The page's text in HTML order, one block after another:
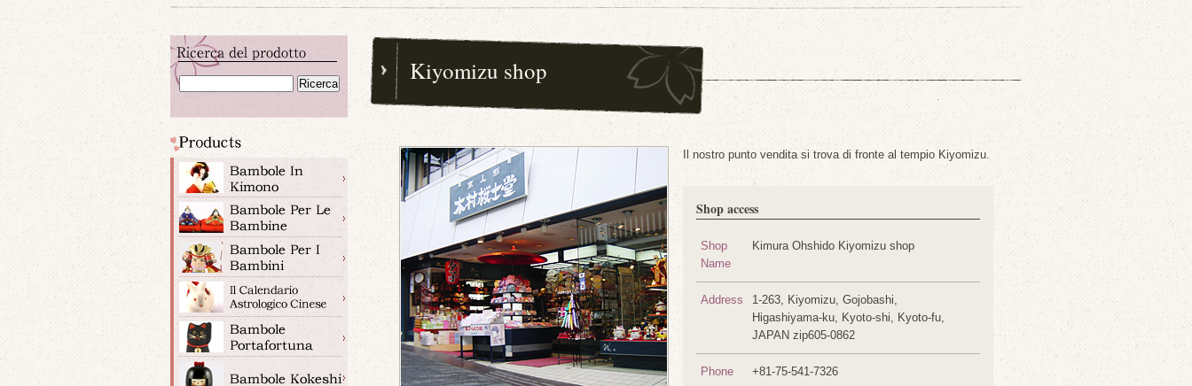
Kiyomizu shop
Il nostro punto vendita si trova di fronte al tempio Kiyomizu.
Shop access
Shop
Name
Kimura Ohshido Kiyomizu shop
Address
1-263, Kiyomizu, Gojobashi,
Higashiyama-ku, Kyoto-shi, Kyoto-fu,
JAPAN zip605-0862
Phone +81-75-541-7326